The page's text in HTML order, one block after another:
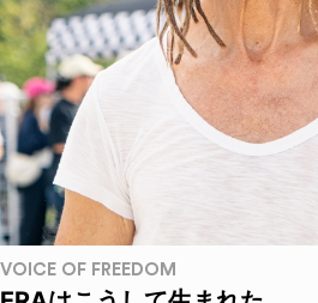
VOICE OF FREEDOM